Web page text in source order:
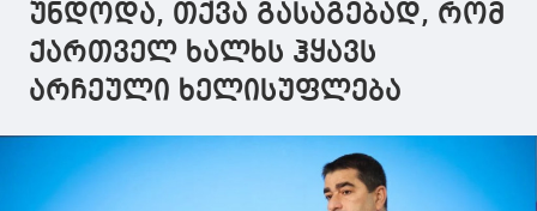
უნდოდა, თქვა გასაგებად, რომ
ქართველ ხალხს ჰყავს
არჩეული ხელისუფლება